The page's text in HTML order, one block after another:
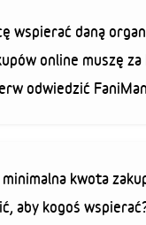
wspierać daną
online muszę za
odwiedzić
kwota
aby kogoś